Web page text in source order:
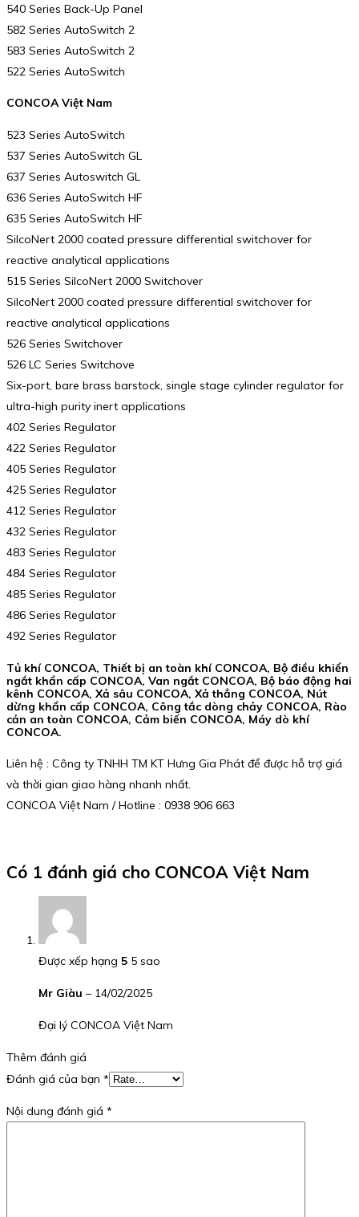
540 Series Back-Up Panel
582 Series AutoSwitch 2
583 Series AutoSwitch 2
522 Series AutoSwitch
CONCOA Việt Nam
523 Series AutoSwitch
537 Series AutoSwitch GL
637 Series Autoswitch GL
636 Series AutoSwitch HF
635 Series AutoSwitch HF
SilcoNert 2000 coated pressure differential switchover for
reactive analytical applications
515 Series SilcoNert 2000 Switchover
SilcoNert 2000 coated pressure differential switchover for
reactive analytical applications
526 Series Switchover
526 LC Series Switchove
Six-port, bare brass barstock, single stage cylinder regulator for
ultra-high purity inert applications
402 Series Regulator
422 Series Regulator
405 Series Regulator
425 Series Regulator
412 Series Regulator
432 Series Regulator
483 Series Regulator
484 Series Regulator
485 Series Regulator
486 Series Regulator
492 Series Regulator
Tủ khí CONCOA, Thiết bị an toàn khí CONCOA, Bộ điều khiển
ngắt khẩn cấp CONCOA, Van ngắt CONCOA, Bộ báo động hai
kênh CONCOA, Xả sâu CONCOA, Xả thẳng CONCOA, Nút
dừng khẩn cấp CONCOA, Công tắc dòng chảy CONCOA, Rào
cản an toàn CONCOA, Cảm biến CONCOA, Máy dò khí
CONCOA.
Liên hệ : Công ty TNHH TM KT Hưng Gia Phát để được hỗ trợ giá
và thời gian giao hàng nhanh nhất.
CONCOA Việt Nam / Hotline : 0938 906 663
Có 1 đánh giá cho CONCOA Việt Nam
Được xếp hạng 5 5 sao
Mr Giàu – 14/02/2025
Đại lý CONCOA Việt Nam
Thêm đánh giá
Đánh giá của bạn *
Nội dung đánh giá *